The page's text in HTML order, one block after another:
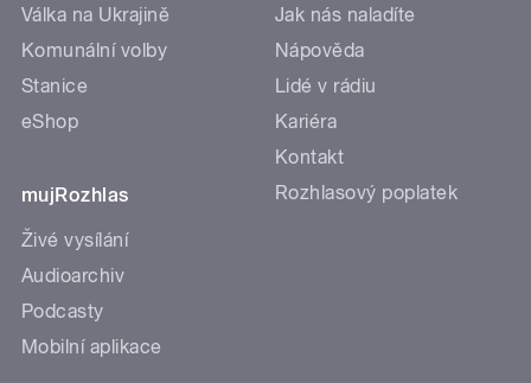
Válka na Ukrajině
Komunální volby
Stanice
eShop
mujRozhlas
Živé vysílání
Audioarchiv
Podcasty
Mobilní aplikace
Jak nás naladíte
Nápověda
Lidé v rádiu
Kariéra
Kontakt
Rozhlasový poplatek